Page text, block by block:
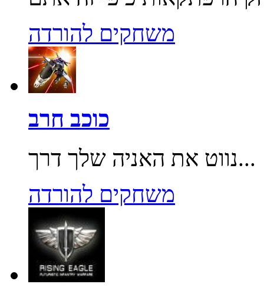
משחקים להורדה
כוכב חרב
נווט את האניה שלך דרך...
משחקים להורדה